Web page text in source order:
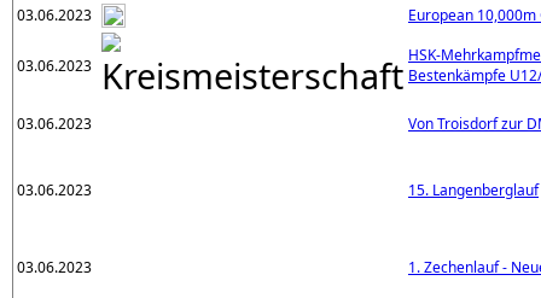
03.06.2023
European 10,000m
03.06.2023
HSK-
Bestenkämpfe
03.06.2023 Von Troisdorf zur
03.06.2023 15. Langenberglauf
03.06.2023 1. Zechenlauf -